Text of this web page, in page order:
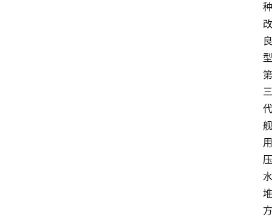
种
改
良
型
第
三
代
舰
用
压
水
堆
方